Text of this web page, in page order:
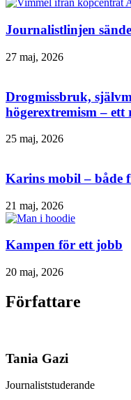
Journalistlinjen
27 maj, 2026
Drogmissbruk,
högerextremism –
25 maj, 2026
Karins mobil – både
21 maj, 2026
Kampen för ett jobb
20 maj, 2026
Författare
Tania Gazi
Journaliststuderande